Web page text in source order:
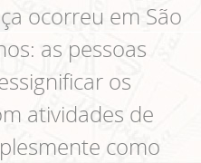
ocorreu em São
as pessoas
os
atividades de
como